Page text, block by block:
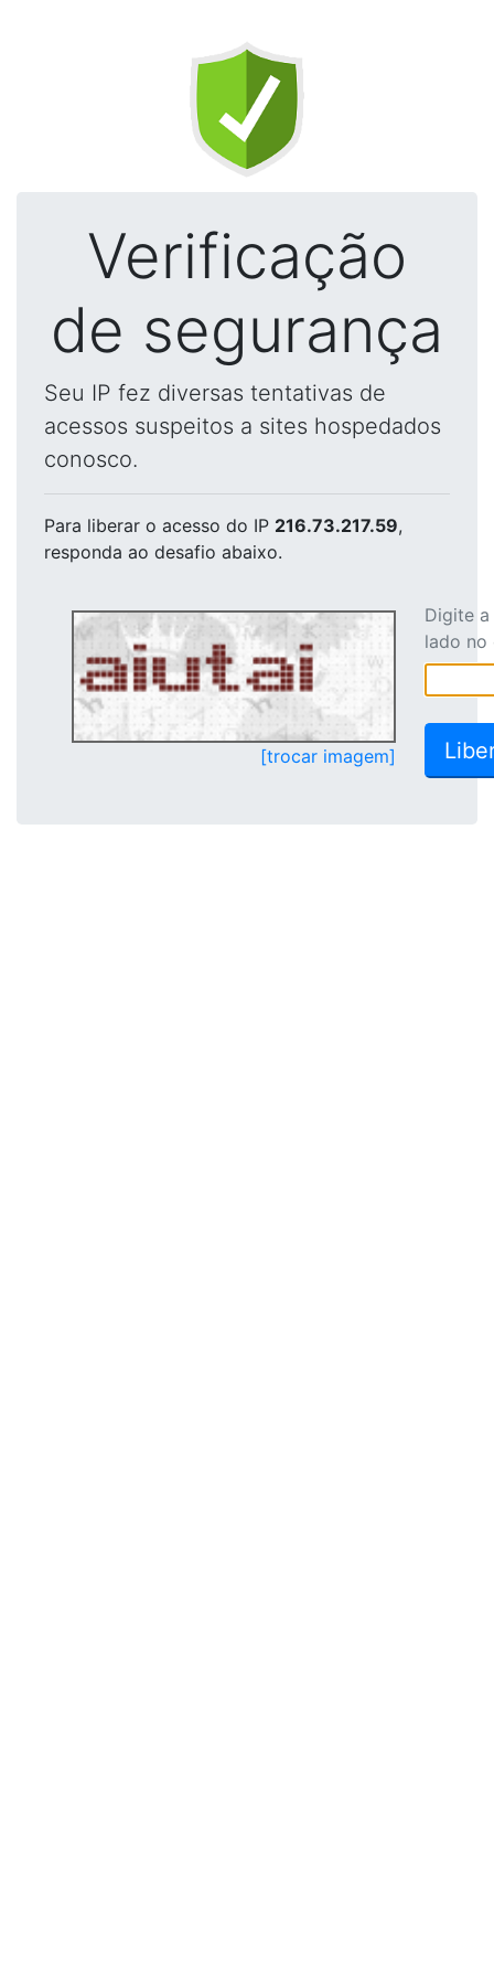
Verificação
de segurança
Seu IP fez diversas tentativas de
acessos suspeitos a sites hospedados
conosco.
Para liberar o acesso do IP 216.73.217.59,
responda ao desafio abaixo.
[trocar imagem]
Digite
lado no